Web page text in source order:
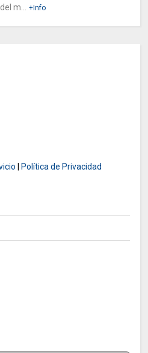
m...
+Info
Política de Privacidad